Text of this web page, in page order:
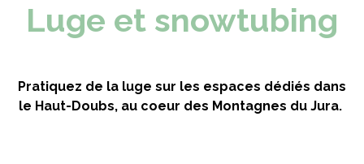
Luge et snowtubing
Pratiquez de la luge sur les espaces dédiés dans
le Haut-Doubs, au coeur des Montagnes du Jura.